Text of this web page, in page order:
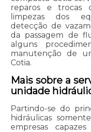
reparos e trocas
limpezas dos
detecção de
da passagem de
alguns
manutenção de
Cotia.
Mais sobre a
unidade
Partindo-se do
hidráulicas
empresas